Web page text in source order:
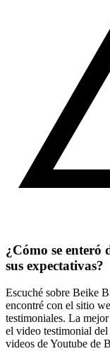
¿Cómo se enteró
sus expectativas?
Escuché sobre Beike
encontré con el sitio
testimoniales. La
el video testimonial
videos de Youtube de